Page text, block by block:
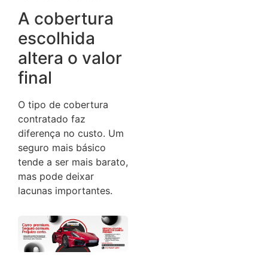
A cobertura
escolhida
altera o valor
final
O tipo de cobertura
contratado faz
diferença no custo. Um
seguro mais básico
tende a ser mais barato,
mas pode deixar
lacunas importantes.